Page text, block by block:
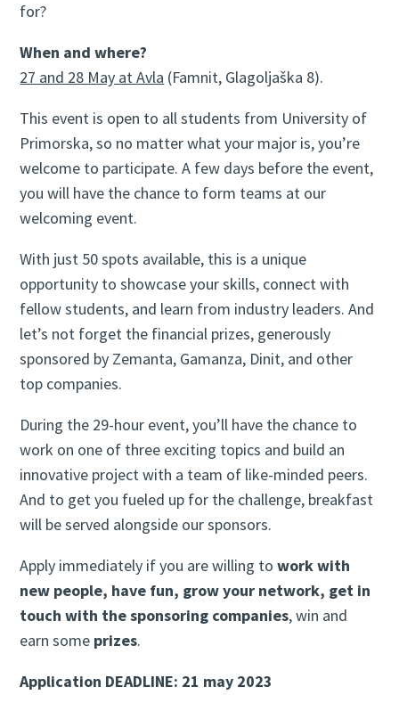
for?
When and where?
27 and 28 May at Avla (Famnit, Glagoljaška 8).
This event is open to all students from University of
Primorska, so no matter what your major is, you’re
welcome to participate. A few days before the event,
you will have the chance to form teams at our
welcoming event.
With just 50 spots available, this is a unique
opportunity to showcase your skills, connect with
fellow students, and learn from industry leaders. And
let’s not forget the financial prizes, generously
sponsored by Zemanta, Gamanza, Dinit, and other
top companies.
​During the 29-hour event, you’ll have the chance to
work on one of three exciting topics and build an
innovative project with a team of like-minded peers.
And to get you fueled up for the challenge, breakfast
will be served alongside our sponsors.
Apply immediately if you are willing towork with
new people, have fun, grow your network, get in
touch with the sponsoring companies, win and
earn some prizes.
Application DEADLINE: 21 may 2023